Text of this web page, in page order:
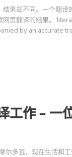
果却不同。一个翻
网页翻译的结果。
by an accurate
工作 – 一
尔多瓦，现在生活和